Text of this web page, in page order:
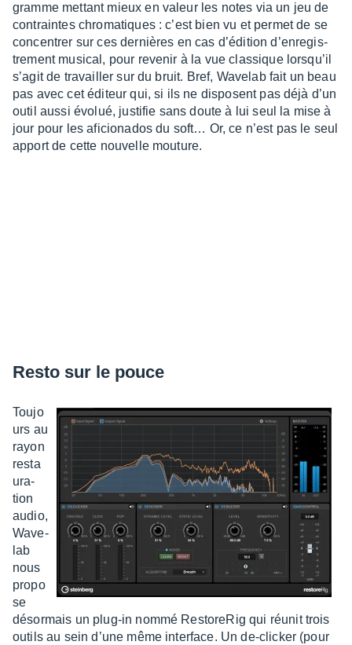
gramme mettant mieux en valeur les notes via un jeu de
contraintes chro­ma­tiques : c’est bien vu et permet de se
concen­trer sur ces dernières en cas d’édi­tion d’en­re­gis­
tre­ment musi­cal, pour reve­nir à la vue clas­sique lorsqu’il
s’agit de travailler sur du bruit. Bref, Wave­lab fait un beau
pas avec cet éditeur qui, si ils ne disposent pas déjà d’un
outil aussi évolué, justi­fie sans doute à lui seul la mise à
jour pour les aficio­na­dos du soft… Or, ce n’est pas le seul
apport de cette nouvelle mouture.
Resto sur le pouce
Toujo
urs au
rayon
resta
u­ra­
tion
audio,
Wave­
lab
nous
propo
se
désor­mais un plug-in nommé Resto­re­Rig qui réunit trois
outils au sein d’une même inter­face. Un de-clicker (pour